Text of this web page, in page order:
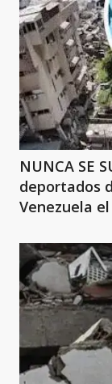
NUNCA SE
deportados
Venezuela el